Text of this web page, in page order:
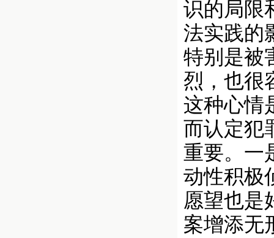
识的局限
法实践的
特别是被
烈，也很
这种心情
而认定犯
重要。一
动性积极
愿望也是
案增添无